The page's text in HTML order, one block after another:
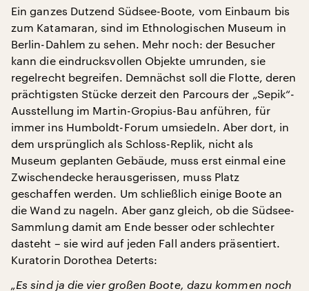
Ein ganzes Dutzend Südsee-Boote, vom Einbaum bis
zum Katamaran, sind im Ethnologischen Museum in
Berlin-Dahlem zu sehen. Mehr noch: der Besucher
kann die eindrucksvollen Objekte umrunden, sie
regelrecht begreifen. Demnächst soll die Flotte, deren
prächtigsten Stücke derzeit den Parcours der „Sepik“-
Ausstellung im Martin-Gropius-Bau anführen, für
immer ins Humboldt-Forum umsiedeln. Aber dort, in
dem ursprünglich als Schloss-Replik, nicht als
Museum geplanten Gebäude, muss erst einmal eine
Zwischendecke herausgerissen, muss Platz
geschaffen werden. Um schließlich einige Boote an
die Wand zu nageln. Aber ganz gleich, ob die Südsee-
Sammlung damit am Ende besser oder schlechter
dasteht – sie wird auf jeden Fall anders präsentiert.
Kuratorin Dorothea Deterts:
„Es sind ja die vier großen Boote, dazu kommen noch